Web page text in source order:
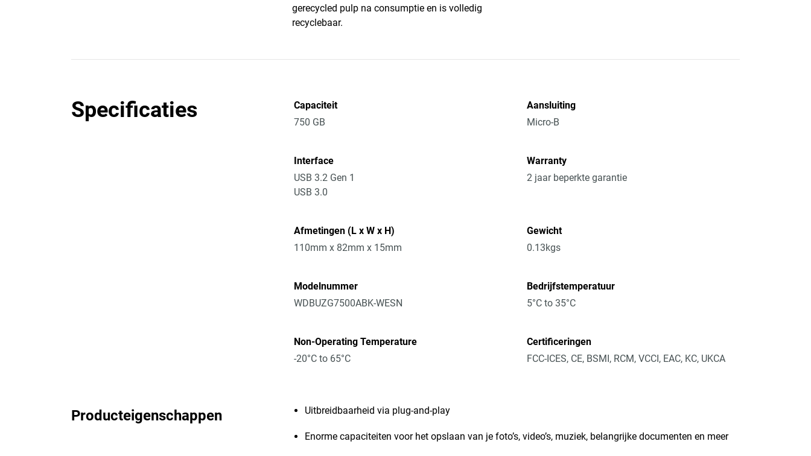
gerecycled pulp na consumptie en is volledig
recyclebaar.
Specificaties
Capaciteit
750 GB
Aansluiting
Micro-B
Interface
USB 3.2 Gen 1
USB 3.0
Warranty
2 jaar beperkte garantie
Afmetingen (L x W x H)
110mm x 82mm x 15mm
Gewicht
0.13kgs
Modelnummer
WDBUZG7500ABK-WESN
Bedrijfstemperatuur
5°C to 35°C
Non-Operating Temperature
-20°C to 65°C
Certificeringen
FCC-ICES, CE, BSMI, RCM, VCCI, EAC, KC, UKCA
Producteigenschappen Uitbreidbaarheid via plug-and-play
Enorme capaciteiten voor het opslaan van je foto’s, video’s, muziek, belangrijke documenten en meer